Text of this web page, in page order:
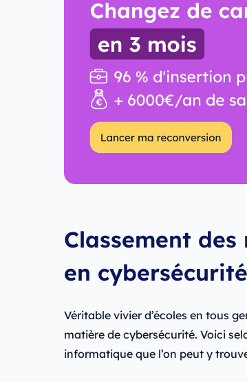
Classement
en
Véritable vivier d’écoles en tous
matière de cybersécurité. Voici
informatique que l’on peut y